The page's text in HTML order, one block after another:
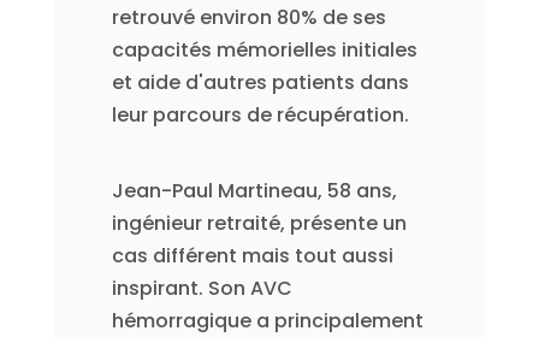
retrouvé environ 80% de ses
capacités mémorielles initiales
et aide d'autres patients dans
leur parcours de récupération.
Jean-Paul Martineau, 58 ans,
ingénieur retraité, présente un
cas différent mais tout aussi
inspirant. Son AVC
hémorragique a principalement